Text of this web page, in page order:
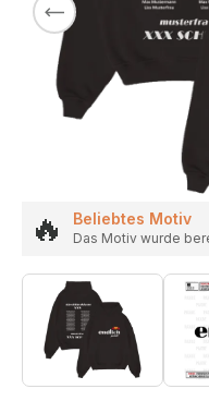
🔥 Beliebtes Motiv
Das Motiv wurde